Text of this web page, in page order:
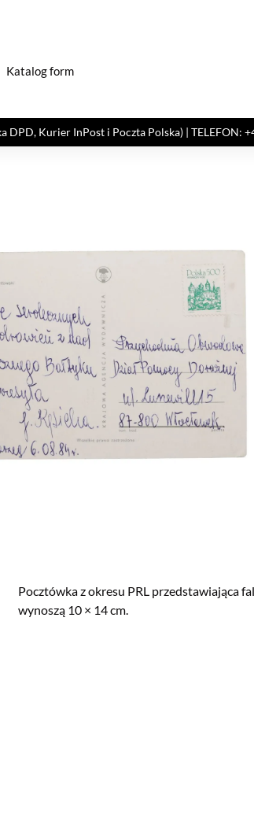
Katalog form
Kurier InPost i Poczta Polska) | TELEFON:
Pocztówka z okresu PRL przedstawiająca
wynoszą 10 × 14 cm.